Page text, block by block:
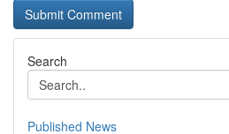
Search
Published News